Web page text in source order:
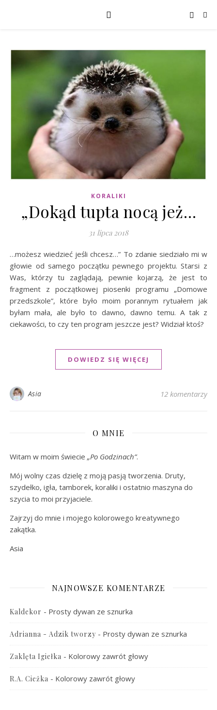
KORALIKI
„Dokąd tupta nocą jeż…
31 lipca 2018
…możesz wiedzieć jeśli chcesz…” To zdanie siedziało mi w
głowie od samego początku pewnego projektu. Starsi z
Was, którzy tu zaglądają, pewnie kojarzą, że jest to
fragment z początkowej piosenki programu „Domowe
przedszkole”, które było moim porannym rytuałem jak
byłam mała, ale było to dawno, dawno temu. A tak z
ciekawości, to czy ten program jeszcze jest? Widział ktoś?
DOWIEDZ SIĘ WIĘCEJ
Asia 12 komentarzy
O MNIE
Witam w moim świecie „Po Godzinach”.
Mój wolny czas dzielę z moją pasją tworzenia. Druty,
szydełko, igła, tamborek, koraliki i ostatnio maszyna do
szycia to moi przyjaciele.
Zajrzyj do mnie i mojego kolorowego kreatywnego
zakątka.
Asia
NAJNOWSZE KOMENTARZE
Kaldekor - Prosty dywan ze sznurka
Adrianna - Adzik tworzy - Prosty dywan ze sznurka
Zaklęta Igiełka - Kolorowy zawrót głowy
R.A. Cieżka - Kolorowy zawrót głowy